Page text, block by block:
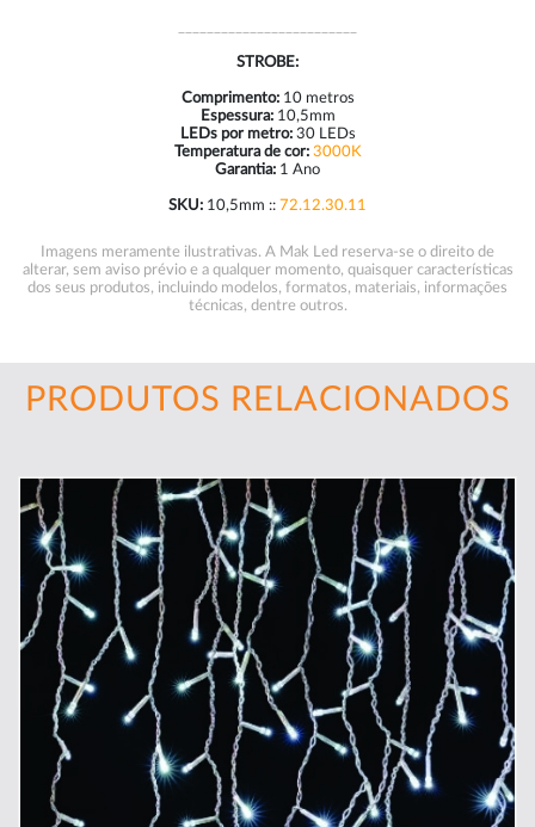
STROBE:
Comprimento:10 metros
Espessura:10,5mm
LEDs por metro:30 LEDs
Temperatura de cor: 3000K
Garantia: 1 Ano
SKU: 10,5mm :: 72.12.30.11
Imagens meramente ilustrativas. A Mak Led reserva-se o direito de
alterar, sem aviso prévio e a qualquer momento, quaisquer características
dos seus produtos, incluindo modelos, formatos, materiais, informações
técnicas, dentre outros.
PRODUTOS RELACIONADOS